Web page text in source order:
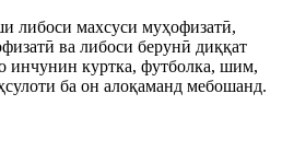
либоси махсуси муҳофизатӣ,
ва либоси берунӣ диққат
инчунин куртка, футболка, шим,
ба он алоқаманд мебошанд.